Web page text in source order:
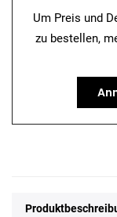
Um Preis und
zu bestellen,